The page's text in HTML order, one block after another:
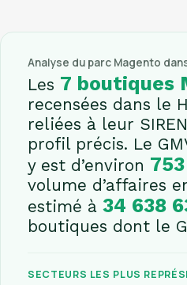
Analyse du parc Magento
Les 7 boutiques
recensées dans le
reliées à leur
profil précis. Le
y est d’environ
volume d’affaires
estimé à34 638
boutiques dont le
SECTEURS LES PLUS